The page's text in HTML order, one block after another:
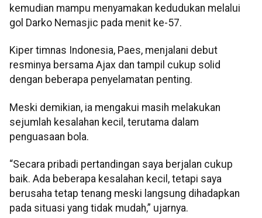
kemudian mampu menyamakan kedudukan melalui
gol Darko Nemasjic pada menit ke-57.
Kiper timnas Indonesia, Paes, menjalani debut
resminya bersama Ajax dan tampil cukup solid
dengan beberapa penyelamatan penting.
Meski demikian, ia mengakui masih melakukan
sejumlah kesalahan kecil, terutama dalam
penguasaan bola.
“Secara pribadi pertandingan saya berjalan cukup
baik. Ada beberapa kesalahan kecil, tetapi saya
berusaha tetap tenang meski langsung dihadapkan
pada situasi yang tidak mudah,” ujarnya.